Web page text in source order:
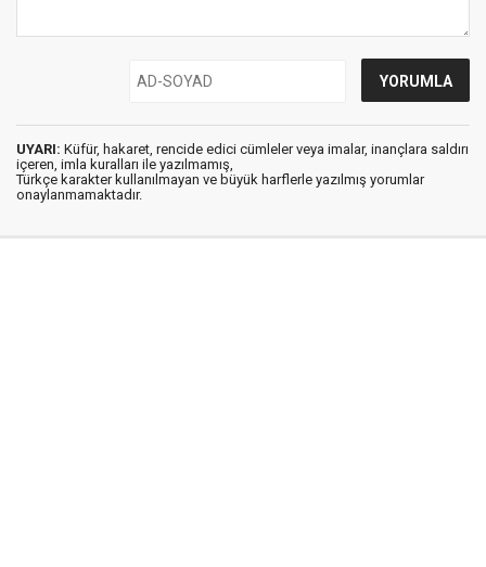
UYARI: Küfür, hakaret, rencide edici cümleler veya imalar, inançlara saldırı
içeren, imla kuralları ile yazılmamış,
Türkçe karakter kullanılmayan ve büyük harflerle yazılmış yorumlar
onaylanmamaktadır.